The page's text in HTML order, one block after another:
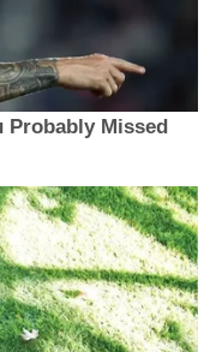
Probably Missed